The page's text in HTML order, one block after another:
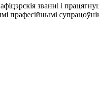
званні і
прафесійнымі